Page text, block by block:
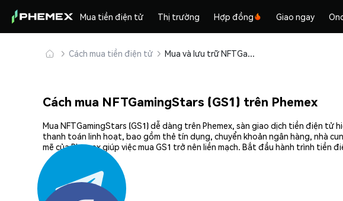
Mua tiền điện tử Thị trường Hợp đồng Giao ngay
Cách mua tiền điện tử Mua và lưu trữ NFTGamingStars (GS1) an toàn
Cách mua NFTGamingStars (GS1) trên Phemex
Mua NFTGamingStars (GS1) dễ dàng trên Phemex, sàn giao dịch tiền điện
thanh toán linh hoạt, bao gồm thẻ tín dụng, chuyển khoản ngân hàng, nhà
mẽ của Phemex giúp việc mua GS1 trở nên liền mạch. Bắt đầu hành trình